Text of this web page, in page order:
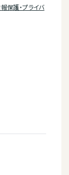
保護・プライバ